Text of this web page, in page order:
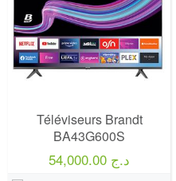
Téléviseurs Brandt
BA43G600S
54,000.00 د.ج